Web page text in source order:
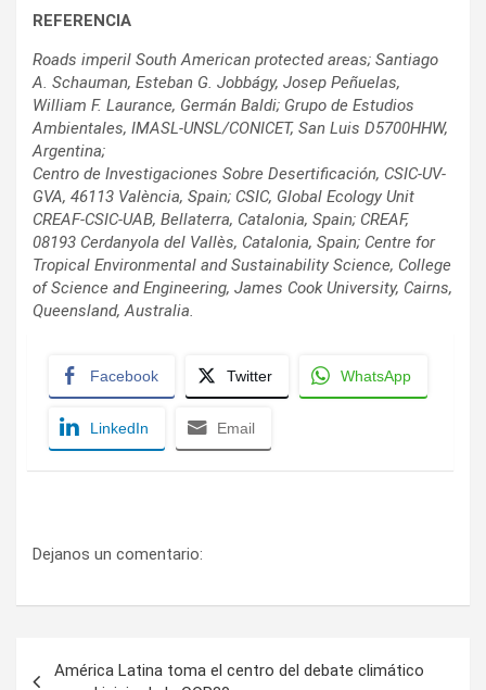
REFERENCIA
Roads imperil South American protected areas; Santiago
A. Schauman, Esteban G. Jobbágy, Josep Peñuelas,
William F. Laurance, Germán Baldi; Grupo de Estudios
Ambientales, IMASL-UNSL/CONICET, San Luis D5700HHW,
Argentina;
Centro de Investigaciones Sobre Desertificación, CSIC-UV-
GVA, 46113 València, Spain; CSIC, Global Ecology Unit
CREAF-CSIC-UAB, Bellaterra, Catalonia, Spain; CREAF,
08193 Cerdanyola del Vallès, Catalonia, Spain; Centre for
Tropical Environmental and Sustainability Science, College
of Science and Engineering, James Cook University, Cairns,
Queensland, Australia.
Facebook Twitter WhatsApp
LinkedIn Email
Dejanos un comentario:
América Latina toma el centro del debate climático